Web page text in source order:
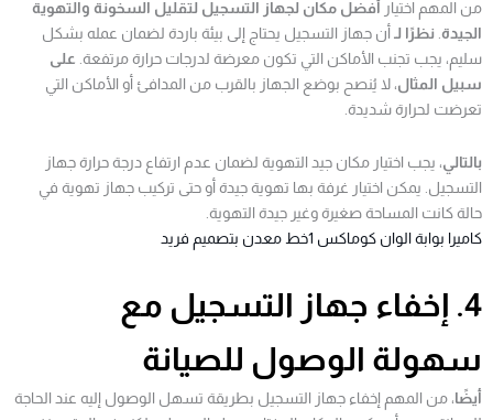
من المهم اختيار أفضل مكان لجهاز التسجيل لتقليل السخونة والتهوية
الجيدة نظرًا لـ أن جهاز التسجيل يحتاج إلى بيئة باردة لضمان عمله بشكل
سليم، يجب تجنب الأماكن التي تكون معرضة لدرجات حرارة مرتفعة. على
سبيل المثال، لا يُنصح بوضع الجهاز بالقرب من المدافئ أو الأماكن التي
تعرضت لحرارة شديدة.
بالتالي، يجب اختيار مكان جيد التهوية لضمان عدم ارتفاع درجة حرارة جهاز
التسجيل. يمكن اختيار غرفة بها تهوية جيدة أو حتى تركيب جهاز تهوية في
حالة كانت المساحة صغيرة وغير جيدة التهوية.
كاميرا بوابة الوان كوماكس 1خط معدن بتصميم فريد
4. إخفاء جهاز التسجيل مع
سهولة الوصول للصيانة
أيضًا، من المهم إخفاء جهاز التسجيل بطريقة تسهل الوصول إليه عند الحاجة